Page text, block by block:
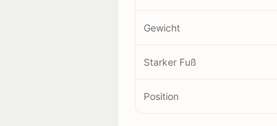
Gewicht
Starker Fuß
Position